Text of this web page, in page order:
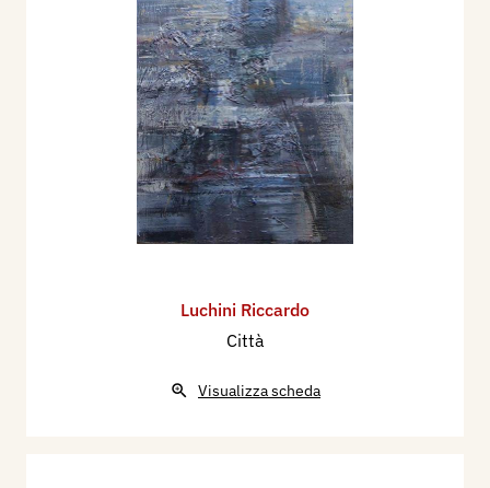
Luchini Riccardo
Città
Visualizza scheda